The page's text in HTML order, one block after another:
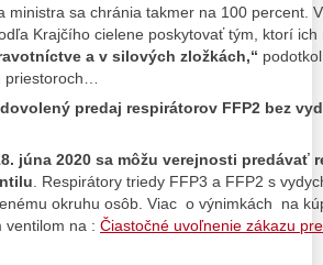
ministra sa chránia takmer na 100 percent.
Krajčího cielene poskytovať tým, ktorí
a v silových zložkách,“
priestoroch…
predaj respirátorov FFP2 bez
júna 2020 sa môžu verejnosti predávať
. Respirátory triedy FFP3 a FFP2 s
okruhu osôb. Viac o výnimkách na
ventilom na : Čiastočné uvoľnenie zákazu